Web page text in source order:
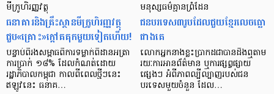
មីក្រូ​ហិរញ្ញវត្ថុ
ធនាគារ​និង​គ្រឹះស្ថាន​មីក្រូ​ហិរញ្ញវត្ថុ​
ជួប«គ្រោះ»ក្តៅ​គគុក​មួយ​ទៀត​ហើយ!
បន្ទាប់​ពី​រង​សម្ពាធ​​ពី​ការ​ទម្លាក់​ពិដាន​អត្រា​
ការ​ប្រាក់ ១៨​% ដែល​កំណត់​ដោយ​
រដ្ឋាភិបាល​កម្ពុជា កាល​ពី​ពេល​ថ្មីៗ​នេះ
ឥឡូវ​នេះ ធនាគ…
មនុស្ស​ធម៌​គ្មាន​ព្រំដែន
ជន​បរទេស​៣​រូប​ដែល​ជួយ​ខ្មែរ​លេច​ធ្លោ​
ជាង​គេ
លោកអ្នក​នាង​ខ្លះ​ប្រាកដ​ជា​បាន​​ដឹង​ឮ​តាម​
រយៈ​ការ​អាន​ព័ត៌មាន ឬ​ការ​ផ្សព្វផ្សាយ​
ផ្សេងៗ អំពី​ភាព​ល្បីល្បាញ​របស់​ជន​
បរទេស​មួយ​ចំនួន ដែល…